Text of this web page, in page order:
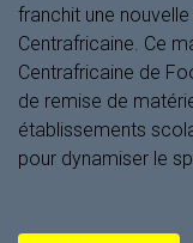
franchit une
Centrafricaine. Ce
Centrafricaine de
de remise de
établissements
pour dynamiser le